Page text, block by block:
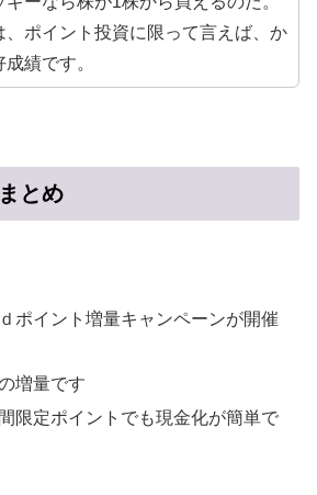
、ポイント投資に限って言えば、か
績です。
とめ
ポイント増量キャンペーンが開催
増量です
限定ポイントでも現金化が簡単で